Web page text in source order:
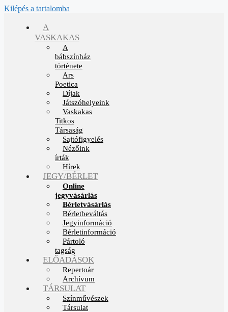
Kilépés a tartalomba
A
VASKAKAS
A
bábszínház
története
Ars
Poetica
Díjak
Játszóhelyeink
Vaskakas
Titkos
Társaság
Sajtófigyelés
Nézőink
írták
Hírek
JEGY/BÉRLET
Online
jegyvásárlás
Bérletvásárlás
Bérletbeváltás
Jegyinformáció
Bérletinformáció
Pártoló
tagság
ELŐADÁSOK
Repertoár
Archívum
TÁRSULAT
Színművészek
Társulat